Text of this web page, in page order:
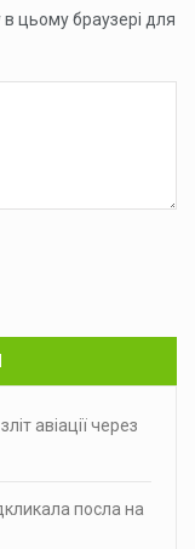
цьому браузері для
авіації через
посла на